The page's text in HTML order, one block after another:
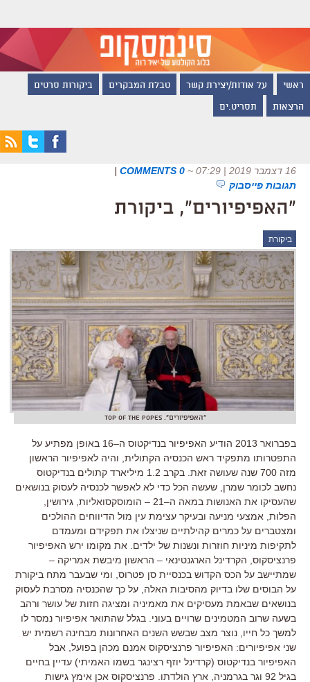
ראשי על אודות/יצירת קשר טבלת המבקרים ביקורות סרטים
הרצאות תסריט.ים
16 דצמבר 2019 | 07:29 ~
0 COMMENTS
|
תגובות פייסבוק
"האפיפיורים", ביקורת
ביקורת
"האפיפיורים". top of the popes
בפברואר 2013 הודיע האפיפיור בנדיקטוס ה–
16 באופן מפתיע על
התפטרותו מתפקיד ראש הכנסיה הקתולית והיה לאפיפיור הראשון
מזה 700 שנה שעושה זאת בקרב 1.2 מיליארד קתולים בנדיקטוס
נחשב לכומר שמרן שעשה הכל כדי לא לאפשר לכנסיה לעסוק בנושאים
שהעסיקו את האנושות במאה ה–
21
– הומוסקסואליות גירושין
הפלות אמצעי מניעה ובעיקר עצימת עין מול הדיווחים ההולכים
ומצטברים על כמרים קהילתיים שניצלו את תפקידם ומעמדם
לתקיפות מיניות חוזרות ונשנות של ילדים
את מקומו ירש האפיפיור
פרנציסקוס הקרדינל הארגנטינאי – הראשון מיבשת אמריקה –
שמתיישב על הכס הקדוש בכנסיית סן פטרוס ומי שבעבר מתח ביקורת
על הבוסים שלו בדיוק מהסיבות האלה על כך שהכנסיה מסרבת לעסוק
בנושאים שבאמת מעסיקים את מאמיניה ומציגה חזות של עושר ורהב
בשעה שרוב המטמינים שרויים בעוני בגלל שהתואר אפיפיור נמסר לו
למשך כל חייו נוצר מצב שבשש השנים האחרונות מבחינה רשמית יש
שני אפיפיורים: האפיפיור פרנציסקוס אמנם מכהן בפועל אבל
האפיפיור בנדיקטוס (קרדינל יוזף רצינגר בשמו האמיתי) עדיין בחיים
בגיל 92 וגר בגרמניה ארץ הולדתו
פרנציסקוס אכן אימץ גישות